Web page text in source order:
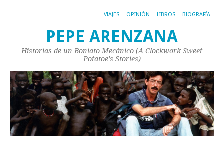
VIAJES OPINIÓN LIBROS BIOGRAFÍA
PEPE ARENZANA
Historias de un Boniato Mecánico (A Clockwork Sweet
Potatoe's Stories)